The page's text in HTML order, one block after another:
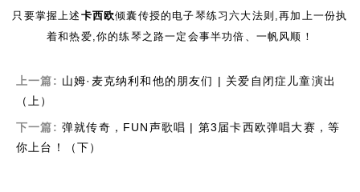
只要掌握上述 卡西欧倾囊传授的电子琴练习六大法则,再加上一份执
着和热爱,你的练琴之路一定会事半功倍、一帆风顺！
上一篇: 山姆·麦克纳利和他的朋友们 | 关爱自闭症儿童演出
（上）
下一篇: 弹就传奇，FUN声歌唱 | 第3届卡西欧弹唱大赛，等
你上台！（下）